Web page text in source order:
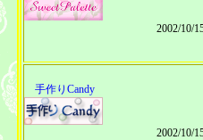
2002/10/
手作りCandy
2002/10/